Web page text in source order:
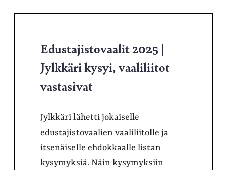
Edustajistovaalit 2025 |
Jylkkäri kysyi, vaaliliitot
vastasivat
Jylkkäri lähetti jokaiselle
edustajistovaalien vaaliliitolle ja
itsenäiselle ehdokkaalle listan
kysymyksiä. Näin kysymyksiin